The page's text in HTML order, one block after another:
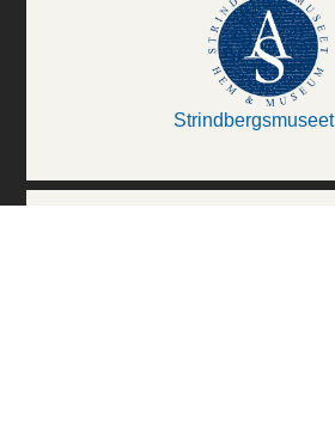
Strindbergsmuseet